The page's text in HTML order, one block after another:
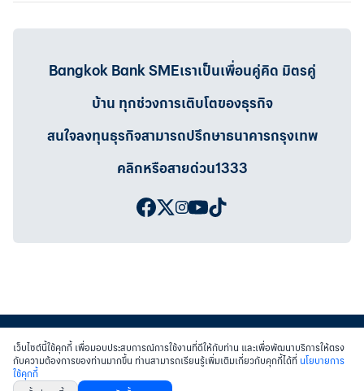
Bangkok Bank SMEเราเป็นเพื่อนคู่คิด มิตรคู่
บ้าน ทุกช่วงการเติบโตของธุรกิจ
สนใจลงทุนธุรกิจสามารถปรึกษาธนาคารกรุงเทพ
คลิกหรือสายด่วน1333
สงวนสิทธิ์ พ.ศ.2558 บมจ.ธนาคารกรุงเทพฯ
เว็บไซต์นี้ใช้คุกกี้ เพื่อมอบประสบการณ์การใช้งานที่ดีให้กับท่าน และเพื่อพัฒนาบริการให้ตรง
กับความต้องการของท่านมากขึ้น ท่านสามารถเรียนรู้เพิ่มเติมเกี่ยวกับคุกกี้ได้ที่ นโยบายการ
ใช้คุกกี้